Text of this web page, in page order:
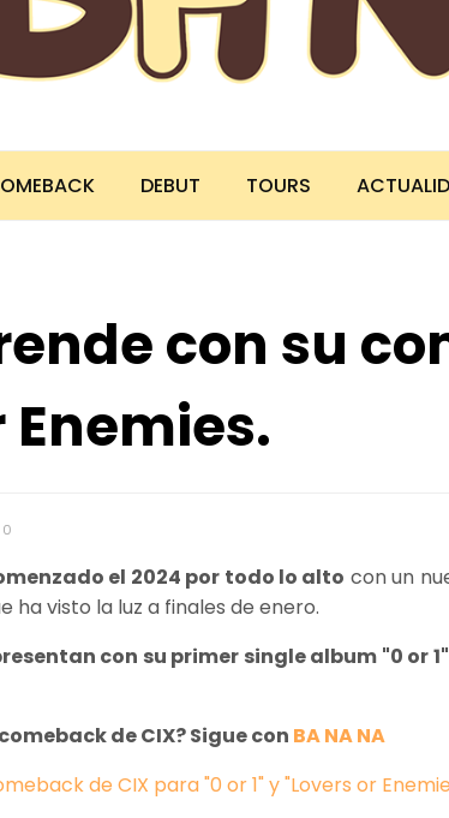
DEBUT TOURS
con su
Enemies.
0
el 2024 por todo lo alto con un
ha visto la luz a finales de enero.
con su primer single album "0 or 1"
de CIX? Sigue con BA NA NA